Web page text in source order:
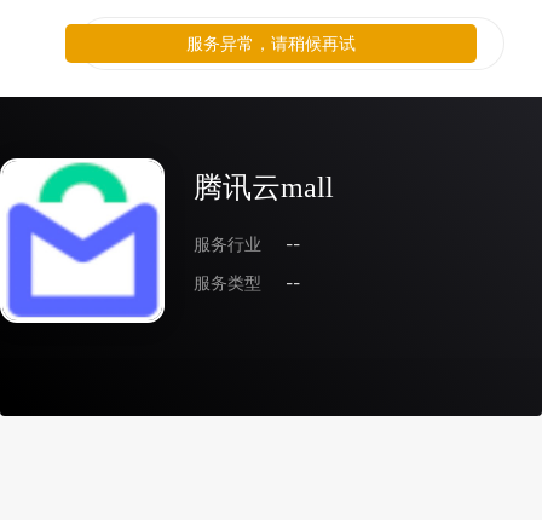
腾讯云mall
服务行业
--
服务类型
--
服务异常，请稍候再试